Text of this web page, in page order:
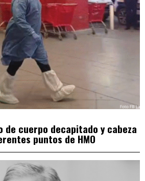
de cuerpo decapitado y cabeza
puntos de HMO